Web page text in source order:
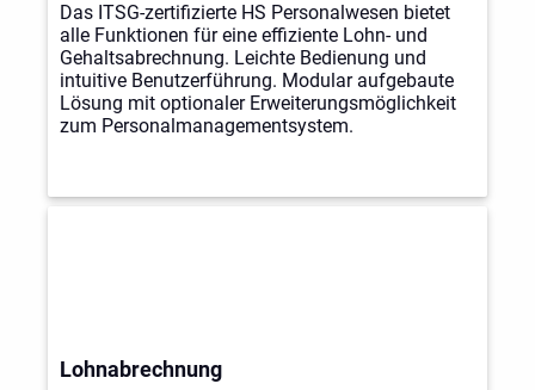
Das ITSG-zertifizierte HS Personalwesen bietet
alle Funktionen für eine effiziente Lohn- und
Gehaltsabrechnung. Leichte Bedienung und
intuitive Benutzerführung. Modular aufgebaute
Lösung mit optionaler Erweiterungsmöglichkeit
zum Personalmanagementsystem.
Lohnabrechnung